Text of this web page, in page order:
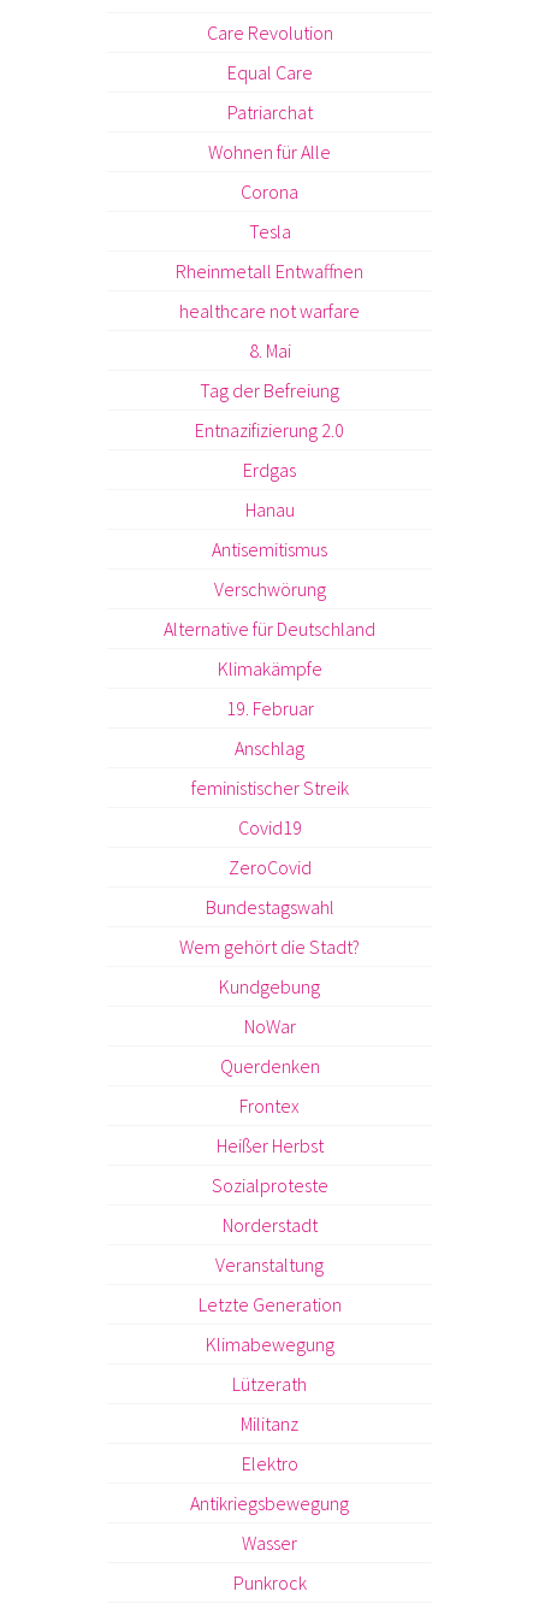
Care Revolution
Equal Care
Patriarchat
Wohnen für Alle
Corona
Tesla
Rheinmetall Entwaffnen
healthcare not warfare
8. Mai
Tag der Befreiung
Entnazifizierung 2.0
Erdgas
Hanau
Antisemitismus
Verschwörung
Alternative für Deutschland
Klimakämpfe
19. Februar
Anschlag
feministischer Streik
Covid19
ZeroCovid
Bundestagswahl
Wem gehört die Stadt?
Kundgebung
NoWar
Querdenken
Frontex
Heißer Herbst
Sozialproteste
Norderstadt
Veranstaltung
Letzte Generation
Klimabewegung
Lützerath
Militanz
Elektro
Antikriegsbewegung
Wasser
Punkrock